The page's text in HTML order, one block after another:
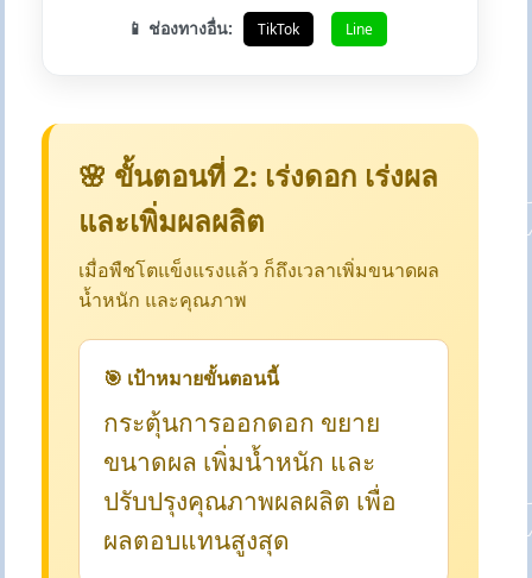
📱 ช่องทางอื่น: TikTok Line
🌸 ขั้นตอนที่ 2: เร่งดอก เร่งผล
และเพิ่มผลผลิต
เมื่อพืชโตแข็งแรงแล้ว ก็ถึงเวลาเพิ่มขนาดผล
น้ำหนัก และคุณภาพ
🎯 เป้าหมายขั้นตอนนี้
กระตุ้นการออกดอก ขยาย
ขนาดผล เพิ่มน้ำหนัก และ
ปรับปรุงคุณภาพผลผลิต เพื่อ
ผลตอบแทนสูงสุด